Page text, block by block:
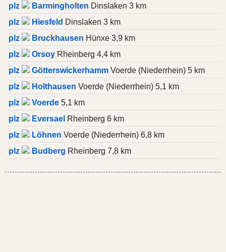
plz
Barmingholten Dinslaken 3 km
plz
Hiesfeld Dinslaken 3 km
plz
Bruckhausen Hünxe 3,9 km
plz
Orsoy Rheinberg 4,4 km
plz
Götterswickerhamm Voerde (Niederrhein) 5 km
plz
Holthausen Voerde (Niederrhein) 5,1 km
plz
Voerde 5,1 km
plz
Eversael Rheinberg 6 km
plz
Löhnen Voerde (Niederrhein) 6,8 km
plz
Budberg Rheinberg 7,8 km